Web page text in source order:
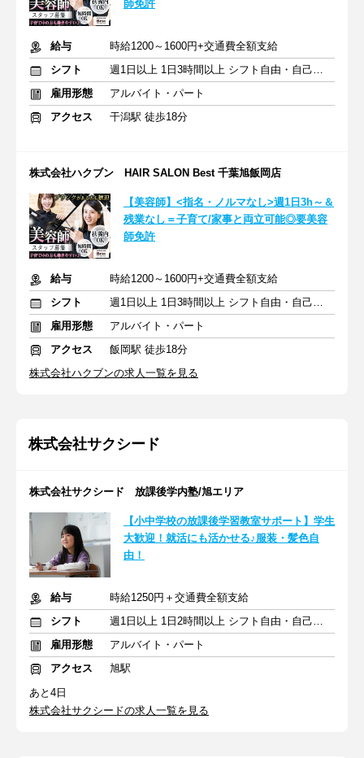
師免許
給与
時給1200～1600円+交通費全額支給
シフト
週1日以上 1日3時間以上 シフト自由・自己申告
雇用形態
アルバイト・パート
アクセス
干潟駅 徒歩18分
株式会社ハクブン HAIR SALON Best 千葉旭飯岡店
【美容師】<指名・ノルマなし>週1日3h～＆
残業なし＝子育て/家事と両立可能◎要美容
師免許
給与
時給1200～1600円+交通費全額支給
シフト
週1日以上 1日3時間以上 シフト自由・自己申告
雇用形態
アルバイト・パート
アクセス
飯岡駅 徒歩18分
株式会社ハクブンの求人一覧を見る
株式会社サクシード
株式会社サクシード 放課後学内塾/旭エリア
【小中学校の放課後学習教室サポート】学生
大歓迎！就活にも活かせる♪服装・髪色自
由！
給与
時給1250円＋交通費全額支給
シフト
週1日以上 1日2時間以上 シフト自由・自己申告
雇用形態
アルバイト・パート
アクセス
旭駅
あと4日
株式会社サクシードの求人一覧を見る